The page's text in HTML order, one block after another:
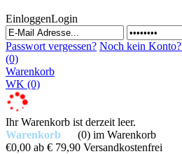
EinloggenLogin
Passwort vergessen? Noch kein Konto?
(0)
Warenkorb
WK (0)
Ihr Warenkorb ist derzeit leer.
Warenkorb
(0) im Warenkorb
€0,00 ab € 79,90 Versandkostenfrei